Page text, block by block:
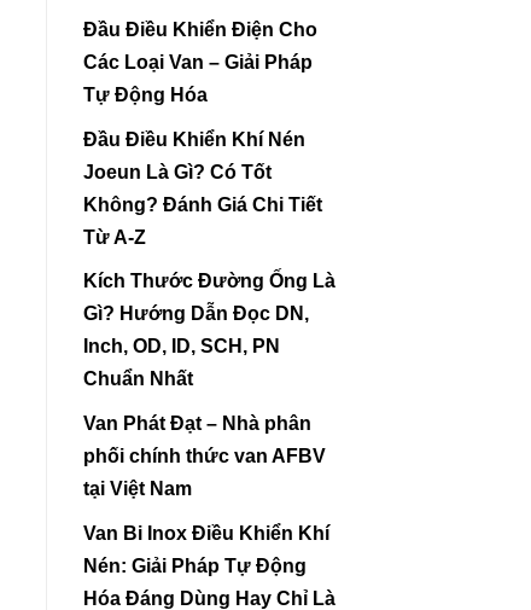
Đầu Điều Khiển Điện Cho
Các Loại Van – Giải Pháp
Tự Động Hóa
Đầu Điều Khiển Khí Nén
Joeun Là Gì? Có Tốt
Không? Đánh Giá Chi Tiết
Từ A-Z
Kích Thước Đường Ống Là
Gì? Hướng Dẫn Đọc DN,
Inch, OD, ID, SCH, PN
Chuẩn Nhất
Van Phát Đạt – Nhà phân
phối chính thức van AFBV
tại Việt Nam
Van Bi Inox Điều Khiển Khí
Nén: Giải Pháp Tự Động
Hóa Đáng Dùng Hay Chỉ Là